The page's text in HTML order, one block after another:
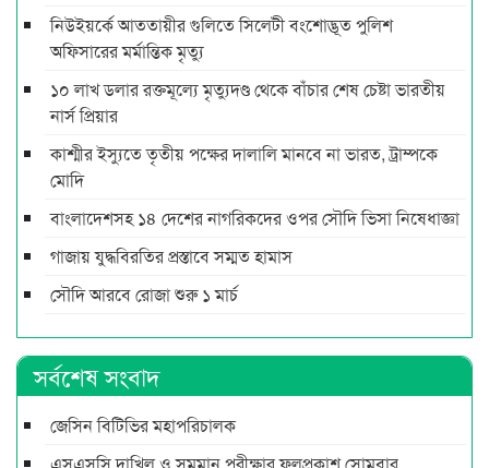
নিউইয়র্কে আততায়ীর গুলিতে সিলেটী বংশোদ্ভূত পুলিশ
অফিসারের মর্মান্তিক মৃত্যু
১০ লাখ ডলার রক্তমূল্যে মৃত্যুদণ্ড থেকে বাঁচার শেষ চেষ্টা ভারতীয়
নার্স প্রিয়ার
কাশ্মীর ইস্যুতে তৃতীয় পক্ষের দালালি মানবে না ভারত, ট্রাম্পকে
মোদি
বাংলাদেশসহ ১৪ দেশের নাগরিকদের ওপর সৌদি ভিসা নিষেধাজ্ঞা
গাজায় যুদ্ধবিরতির প্রস্তাবে সম্মত হামাস
সৌদি আরবে রোজা শুরু ১ মার্চ
সর্বশেষ সংবাদ
জেসিন বিটিভির মহাপরিচালক
এসএসসি দাখিল ও সমমান পরীক্ষার ফলপ্রকাশ সোমবার